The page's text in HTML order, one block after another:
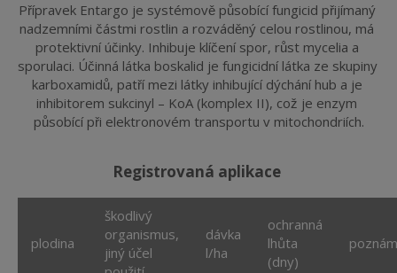
Přípravek Entargo je systémově působící fungicid přijímaný
nadzemními částmi rostlin a rozváděný celou rostlinou, má
protektivní účinky. Inhibuje klíčení spor, růst mycelia a
sporulaci. Účinná látka boskalid je fungicidní látka ze skupiny
karboxamidů, patří mezi látky inhibující dýchání hub a je
inhibitorem sukcinyl – KoA (komplex II), což je enzym
působící při elektronovém transportu v mitochondriích.
registrovaná aplikace
plodina
škodlivý
organismus,
jiný účel
dávka
l/ha
ochranná
lhůta
(dny)